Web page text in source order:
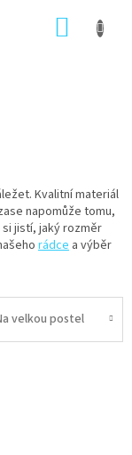
Kvalitní materiál
napomůže tomu,
jistí, jaký rozměr
rádce a výběr
velkou postel